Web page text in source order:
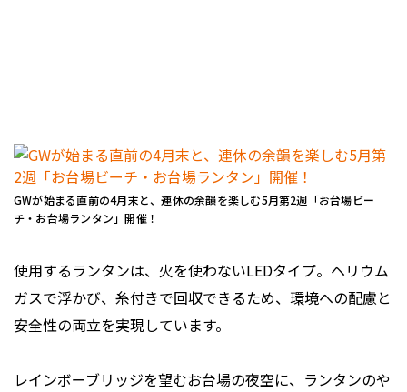
GWが始まる直前の4月末と、連休の余韻を楽しむ5月第2週「お台場ビー
チ・お台場ランタン」開催！
使用するランタンは、火を使わないLEDタイプ。ヘリウム
ガスで浮かび、糸付きで回収できるため、環境への配慮と
安全性の両立を実現しています。
レインボーブリッジを望むお台場の夜空に、ランタンのや